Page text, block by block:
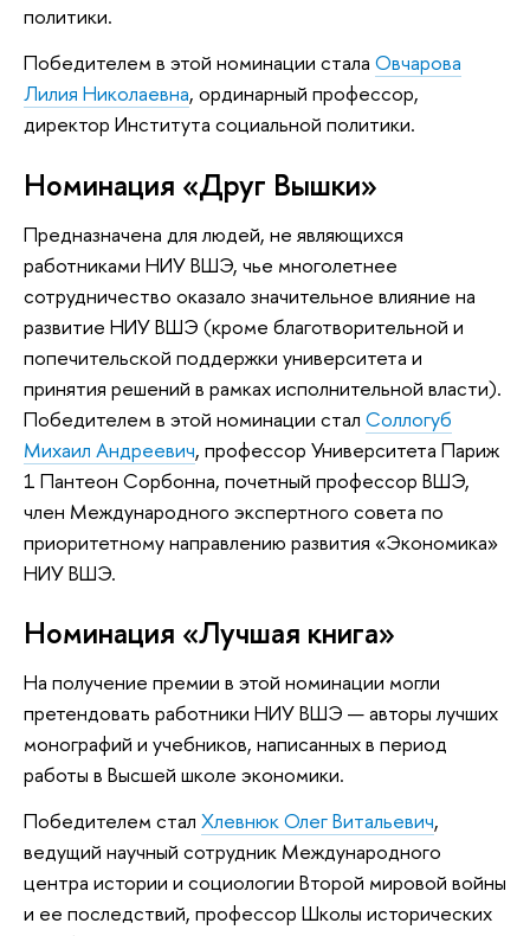
политики.
Победителем в этой номинации стала Овчарова
Лилия Николаевна, ординарный профессор,
директор Института социальной политики.
Номинация «Друг Вышки»
Предназначена для людей, не являющихся
работниками НИУ ВШЭ, чье многолетнее
сотрудничество оказало значительное влияние на
развитие НИУ ВШЭ (кроме благотворительной и
попечительской поддержки университета и
принятия решений в рамках исполнительной власти).
Победителем в этой номинации стал Соллогуб
Михаил Андреевич, профессор Университета Париж
1 Пантеон Сорбонна, почетный профессор ВШЭ,
член Международного экспертного совета по
приоритетному направлению развития «Экономика»
НИУ ВШЭ.
Номинация «Лучшая книга»
На получение премии в этой номинации могли
претендовать работники НИУ ВШЭ — авторы лучших
монографий и учебников, написанных в период
работы в Высшей школе экономики.
Победителем стал Хлевнюк Олег Витальевич,
ведущий научный сотрудник Международного
центра истории и социологии Второй мировой войны
и ее последствий, профессор Школы исторических